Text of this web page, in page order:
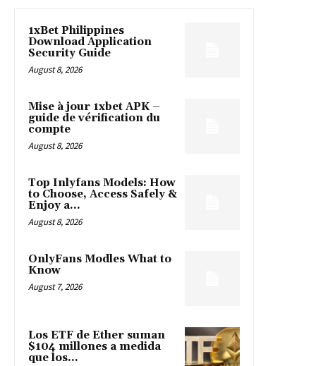
1xBet Philippines
Download Application
Security Guide
August 8, 2026
Mise à jour 1xbet APK –
guide de vérification du
compte
August 8, 2026
Top Inlyfans Models: How
to Choose, Access Safely &
Enjoy a...
August 8, 2026
OnlyFans Modles What to
Know
August 7, 2026
Los ETF de Ether suman
$104 millones a medida
que los...